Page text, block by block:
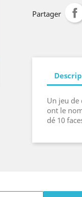
Partager
Un jeu de
ont le
dé 10